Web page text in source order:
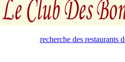
recherche des restaurants